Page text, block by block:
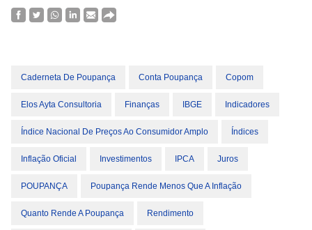
Caderneta De Poupança Conta Poupança Copom
Elos Ayta Consultoria Finanças IBGE Indicadores
Índice Nacional De Preços Ao Consumidor Amplo Índices
Inflação Oficial Investimentos IPCA Juros
POUPANÇA Poupança Rende Menos Que A Inflação
Quanto Rende A Poupança Rendimento